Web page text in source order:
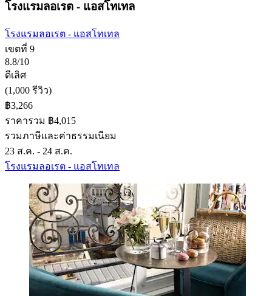
โรงแรมลอเรต - แอสโทเทล
โรงแรมลอเรต - แอสโทเทล
เขตที่ 9
8.8/10
ดีเลิศ
(1,000 รีวิว)
฿3,266
ราคารวม ฿4,015
รวมภาษีและค่าธรรมเนียม
23 ส.ค. - 24 ส.ค.
โรงแรมลอเรต - แอสโทเทล